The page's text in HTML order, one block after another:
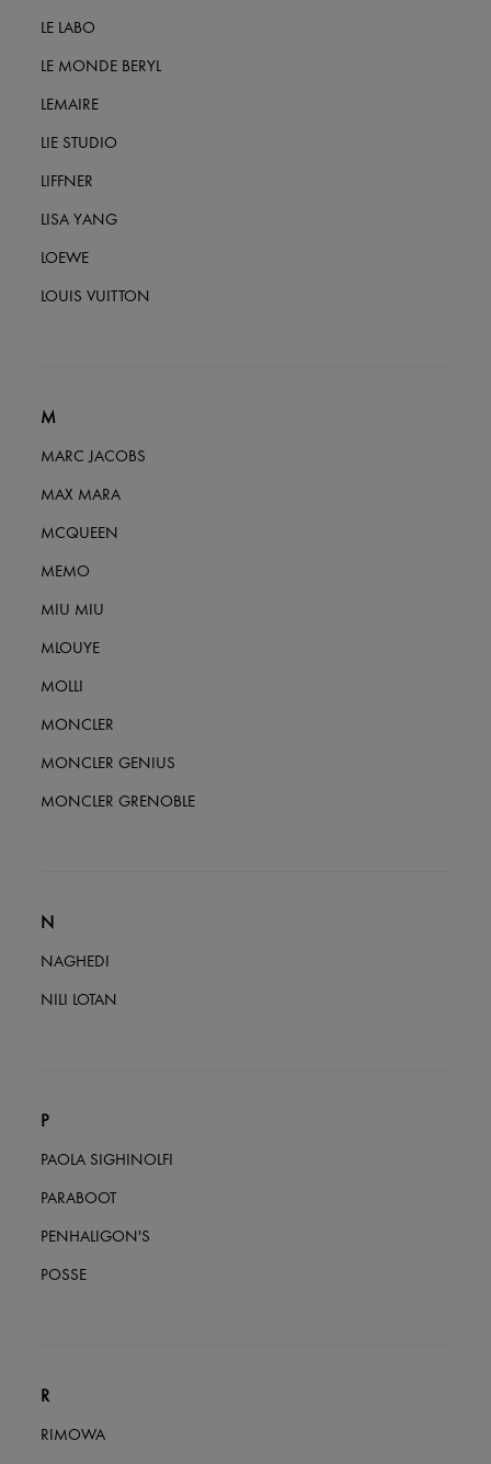
LE LABO
LE MONDE BERYL
LEMAIRE
LIE STUDIO
LIFFNER
LISA YANG
LOEWE
LOUIS VUITTON
M
MARC JACOBS
MAX MARA
MCQUEEN
MEMO
MIU MIU
MLOUYE
MOLLI
MONCLER
MONCLER GENIUS
MONCLER GRENOBLE
N
NAGHEDI
NILI LOTAN
P
PAOLA SIGHINOLFI
PARABOOT
PENHALIGON'S
POSSE
R
RIMOWA